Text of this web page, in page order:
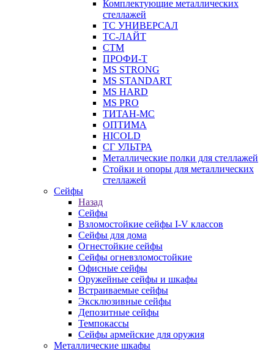
Комплектующие металлических
стеллажей
ТС УНИВЕРСАЛ
ТС-ЛАЙТ
СТМ
ПРОФИ-Т
MS STRONG
MS STANDART
MS HARD
MS PRO
ТИТАН-МС
ОПТИМА
HICOLD
СГ УЛЬТРА
Металлические полки для стеллажей
Стойки и опоры для металлических
стеллажей
Сейфы
Назад
Сейфы
Взломостойкие сейфы I-V классов
Сейфы для дома
Огнестойкие сейфы
Сейфы огневзломостойкие
Офисные сейфы
Оружейные сейфы и шкафы
Встраиваемые сейфы
Эксклюзивные сейфы
Депозитные сейфы
Темпокассы
Сейфы армейские для оружия
Металлические шкафы